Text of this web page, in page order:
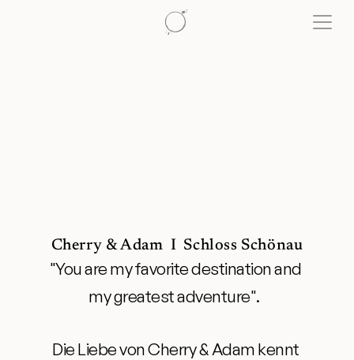
Cherry & Adam  I  Schloss Schönau
"You are my favorite destination and
my greatest adventure".
Die Liebe von Cherry & Adam kennt